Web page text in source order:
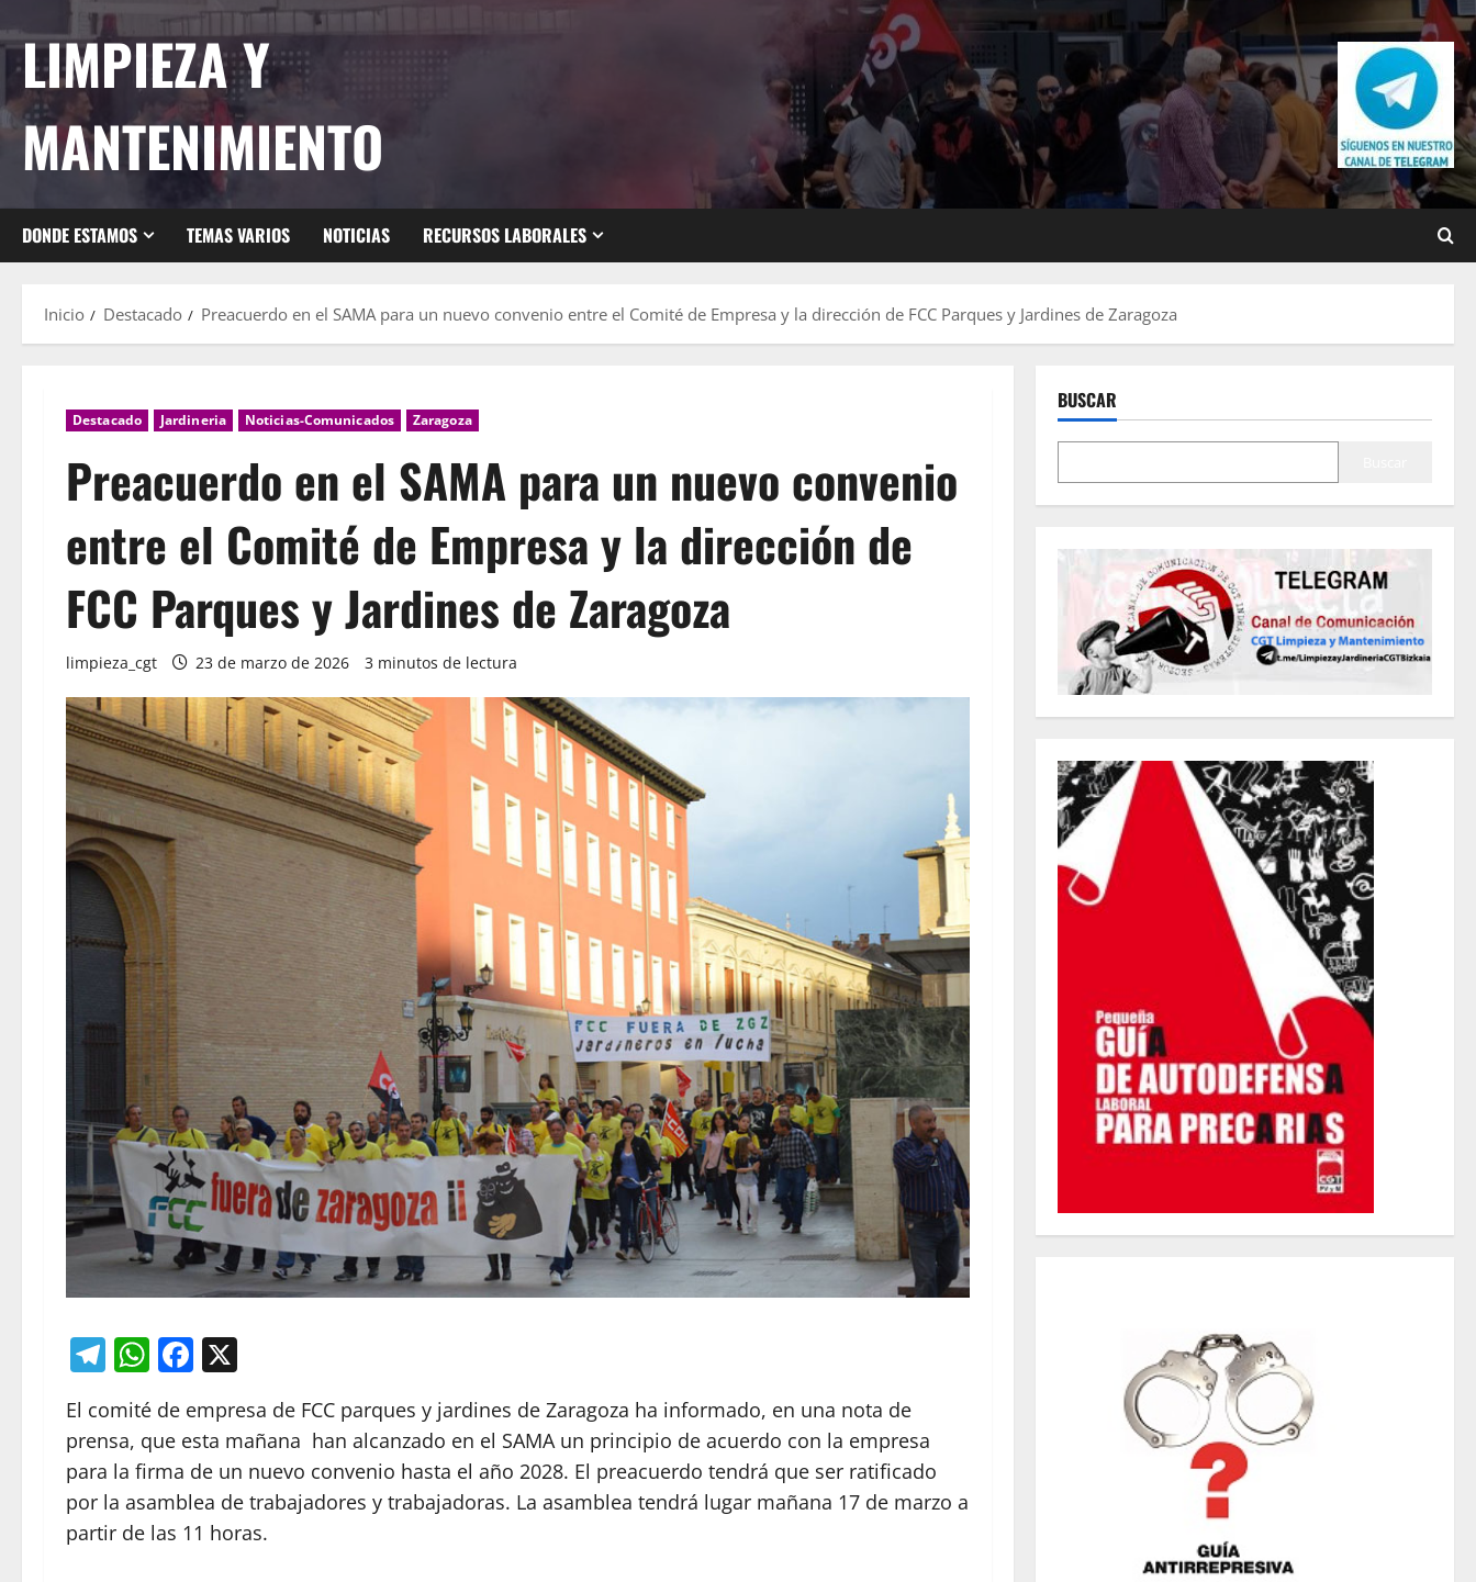
al
contenido
LIMPIEZA Y
MANTENIMIENTO
DONDE ESTAMOS TEMAS VARIOS NOTICIAS RECURSOS LABORALES
Inicio Destacado Preacuerdo en el SAMA para un nuevo convenio entre el Comité de Empresa y la dirección de FCC Parques y Jardines de Zaragoza
Destacado Jardineria Noticias-Comunicados Zaragoza
Preacuerdo en el SAMA para un nuevo convenio
entre el Comité de Empresa y la dirección de
FCC Parques y Jardines de Zaragoza
limpieza_cgt 23 de marzo de 2026 3 minutos de lectura
Telegram
WhatsApp
Facebook
El comité de empresa de FCC parques y jardines de Zaragoza ha informado, en una nota de
prensa, que esta mañana han alcanzado en el SAMA un principio de acuerdo con la empresa
para la firma de un nuevo convenio hasta el año 2028. El preacuerdo tendrá que ser ratificado
por la asamblea de trabajadores y trabajadoras. La asamblea tendrá lugar mañana 17 de marzo a
partir de las 11 horas.
BUSCAR